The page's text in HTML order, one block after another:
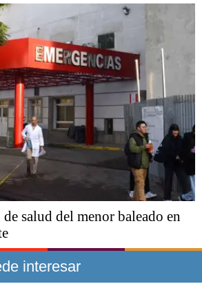
de salud del menor baleado en
interesar